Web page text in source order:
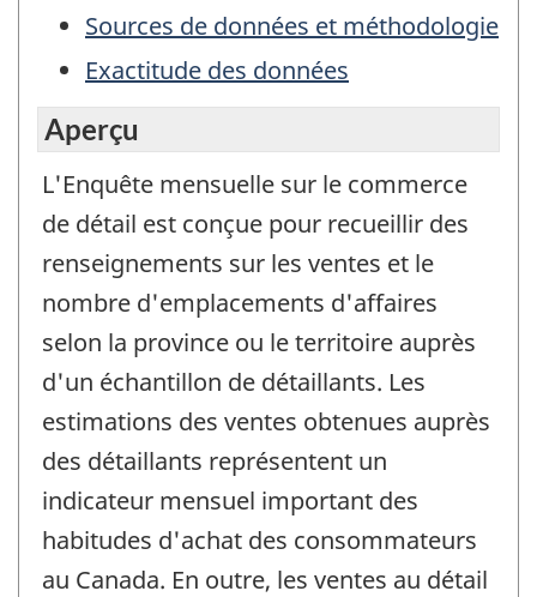
Sources de données et méthodologie
Exactitude des données
Aperçu
L'Enquête mensuelle sur le commerce
de détail est conçue pour recueillir des
renseignements sur les ventes et le
nombre d'emplacements d'affaires
selon la province ou le territoire auprès
d'un échantillon de détaillants. Les
estimations des ventes obtenues auprès
des détaillants représentent un
indicateur mensuel important des
habitudes d'achat des consommateurs
au Canada. En outre, les ventes au détail